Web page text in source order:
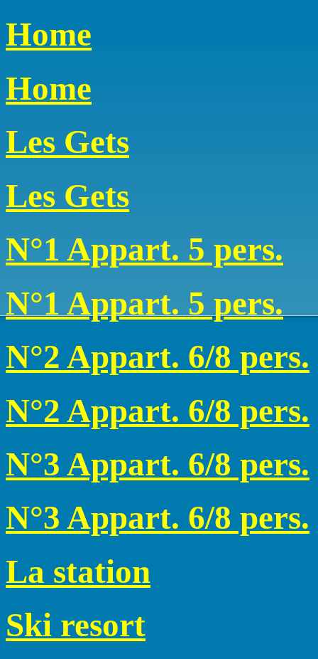
Home
Home
Les Gets
Les Gets
N°1 Appart. 5 pers.
N°1 Appart. 5 pers.
N°2 Appart. 6/8 pers.
N°2 Appart. 6/8 pers.
N°3 Appart. 6/8 pers.
N°3 Appart. 6/8 pers.
La station
Ski resort